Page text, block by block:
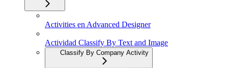
Activities en Advanced Designer
Actividad Classify By Text and Image
Classify By Company Activity